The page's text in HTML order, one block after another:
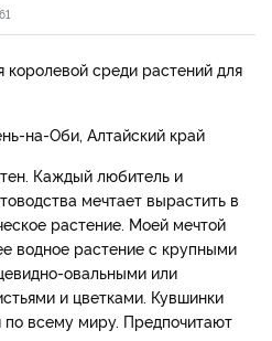
61
среди растений для
на-Оби, Алтайский край
Каждый любитель и
мечтает вырастить в
растение. Моей мечтой
водное растение с крупными
овальными или
и цветками. Кувшинки
по всему миру. Предпочитают